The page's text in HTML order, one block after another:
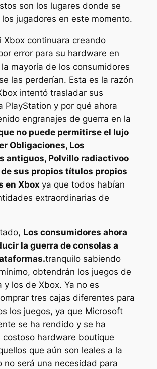
son los lugares donde se
jugadores en este momento.
Xbox continuara creando
error para su hardware en
mayoría de los consumidores
las perderían. Esta es la razón
intentó trasladar sus
PlayStation y por qué ahora
engranajes de guerra en la
no puede permitirse el lujo
Obligaciones, Los
antiguos, Polvillo radiactivoo
sus propios títulos propios
en Xbox ya que todos habían
extraordinarias de
Los consumidores ahora
la guerra de consolas a
tranquilo sabiendo
obtendrán los juegos de
y los de Xbox. Ya no es
tres cajas diferentes para
los juegos, ya que Microsoft
se ha rendido y se ha
costoso hardware boutique
que aún son leales a la
no será una necesidad para